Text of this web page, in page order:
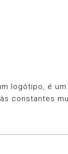
logótipo, é
constantes